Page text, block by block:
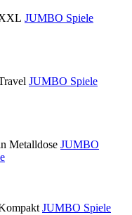
JUMBO Spiele
JUMBO Spiele
JUMBO
JUMBO Spiele